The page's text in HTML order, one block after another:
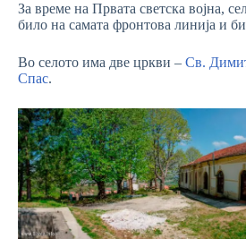
За време на Првата светска војна,
било на самата фронтова линија и
Во селото има две цркви – Св.
Спас.